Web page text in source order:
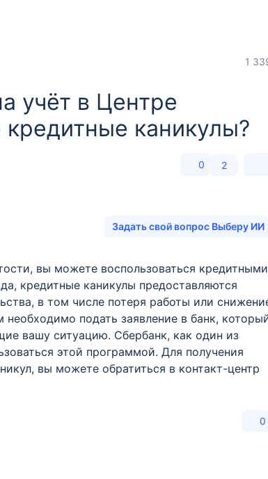
1
учёт в Центре
каникулы?
0 2
Задать свой вопрос Выберу ИИ
вы можете воспользоваться кредитными
кредитные каникулы предоставляются
в том числе потеря работы или
подать заявление в банк,
вашу ситуацию. Сбербанк, как один из
этой программой. Для получения
вы можете обратиться в контакт-центр
0